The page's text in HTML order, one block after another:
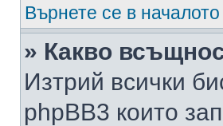
Върнете се в началото
» Какво
Изтрий всички
phpBB3 които